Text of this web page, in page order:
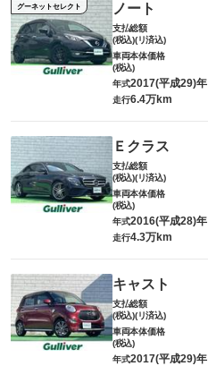
グーネットセレクト ノート
支払総額
(税込)(リ済込)
車両本体価格
(税込)
年式2017(平成29)年
走行6.4万km
Ｅクラス
支払総額
(税込)(リ済込)
車両本体価格
(税込)
年式2016(平成28)年
走行4.3万km
キャスト
支払総額
(税込)(リ済込)
車両本体価格
(税込)
年式2017(平成29)年